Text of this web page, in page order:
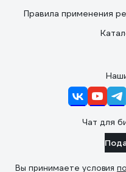
Правила применения
Чат для
Вы принимаете условия